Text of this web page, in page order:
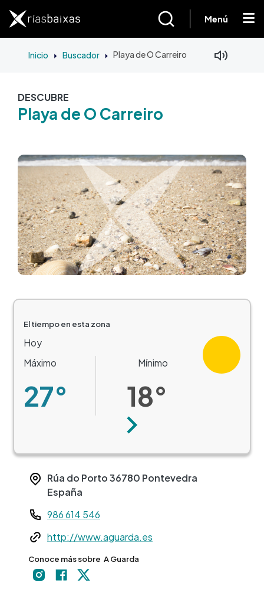
Menú
Inicio Buscador Playa de O Carreiro
DESCUBRE
Playa de O Carreiro
Imagen
El tiempo en esta zona
Hoy
Máximo
27°
Mínimo
18°
Siguiente
Rúa do Porto36780 Pontevedra
España
Teléfono
986 614 546
Webhttp://www.aguarda.es
Conoce más sobre A Guarda